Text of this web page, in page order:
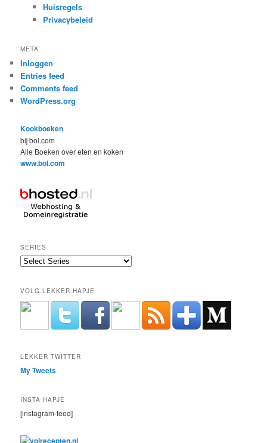
Huisregels
Privacybeleid
META
Inloggen
Entries feed
Comments feed
WordPress.org
Kookboeken
bij bol.com
Alle Boeken over eten en koken
www.bol.com
SERIES
VOLG LEKKER HAPJE
LEKKER TWITTER
My Tweets
INSTA HAPJE
[instagram-feed]